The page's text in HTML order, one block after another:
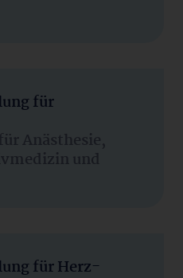
für
Anästhesie,
und
für Herz-